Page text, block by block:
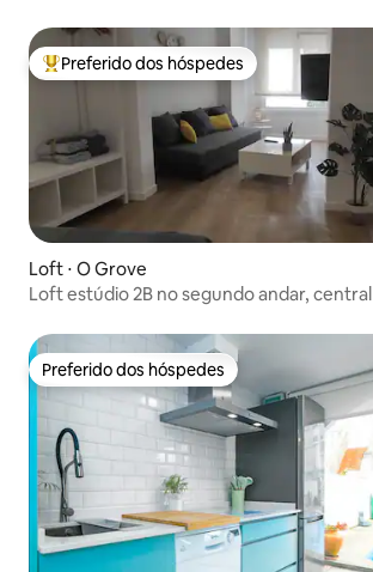
Entre os melhores preferidos dos hóspedes
Preferido dos hóspedes
Loft ⋅ O Grove
Loft estúdio 2B no segundo andar, central
Preferido dos hóspedes
Preferido dos hóspedes